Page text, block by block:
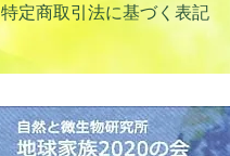
特定商取引法に基づく表記